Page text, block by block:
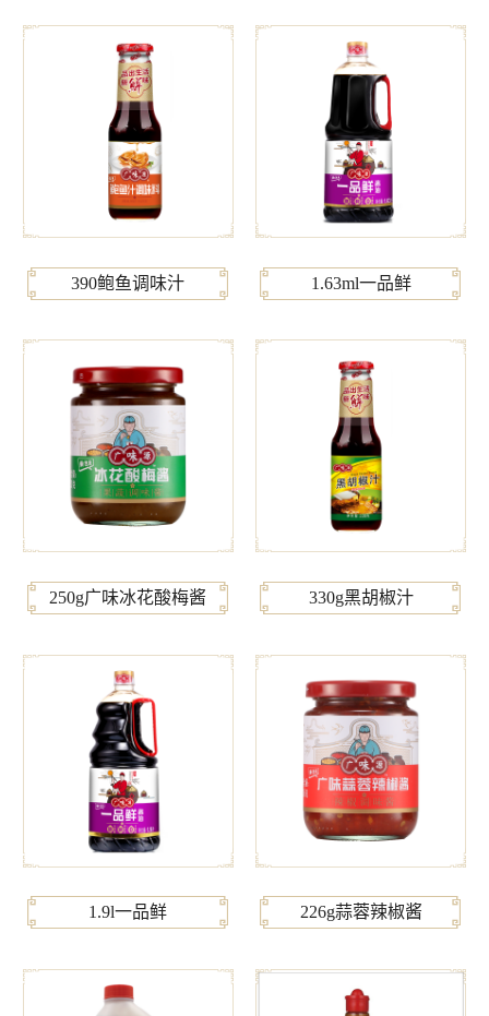
390鲍鱼调味汁 1.63ml一品鲜
250g广味冰花酸梅酱 330g黑胡椒汁
1.9l一品鲜 226g蒜蓉辣椒酱